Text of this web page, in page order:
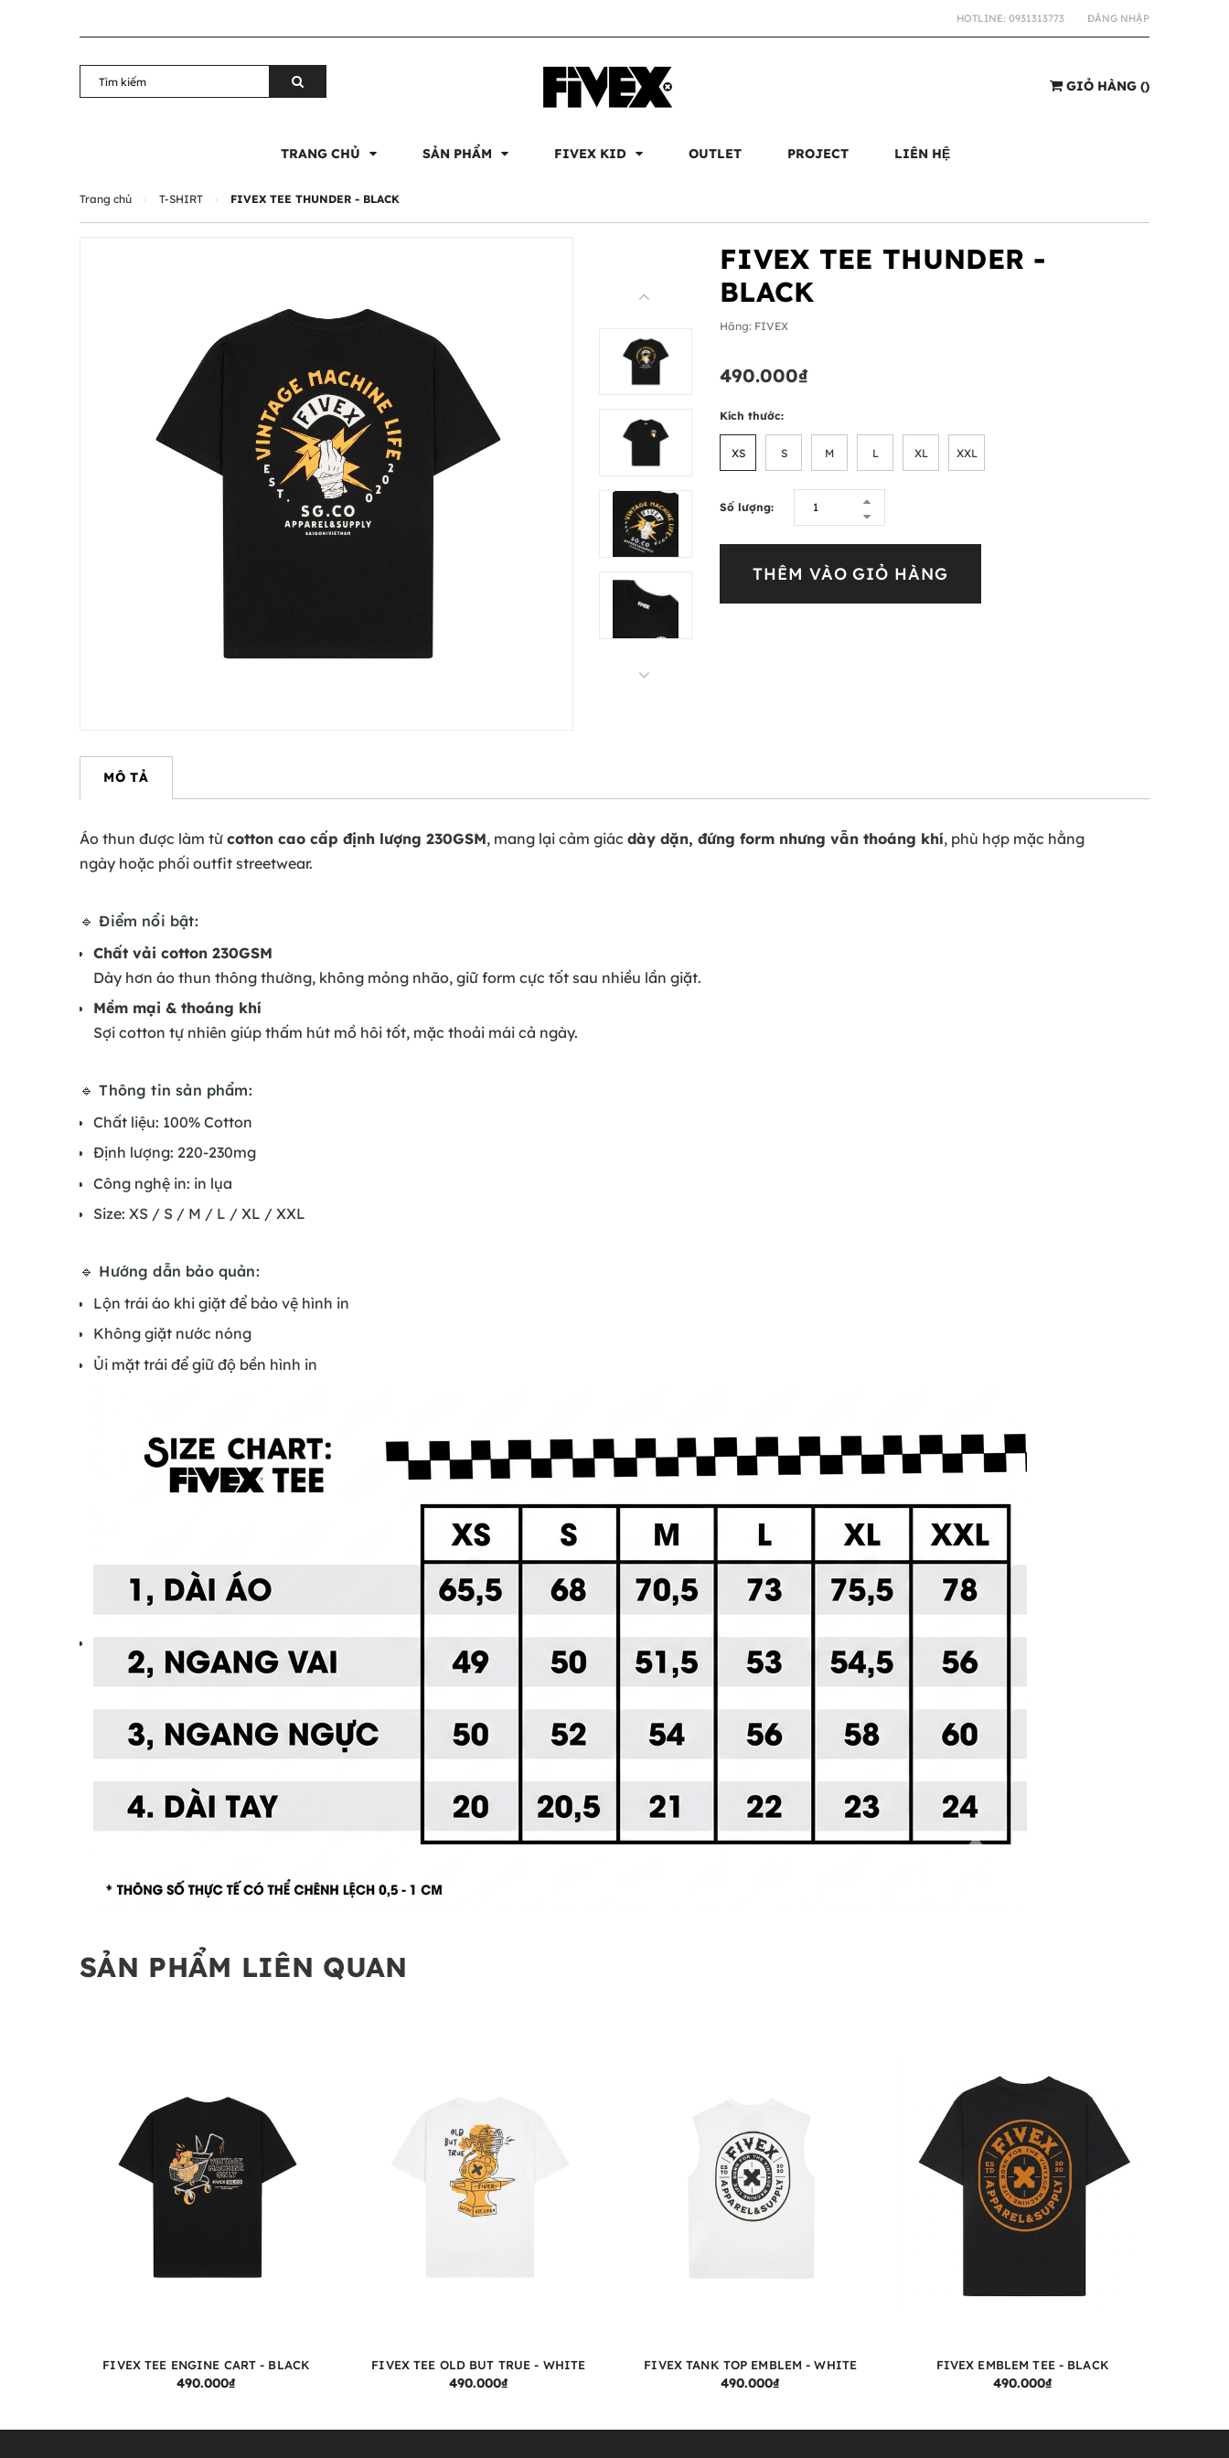
HOTLINE: 0931313773 ĐĂNG NHẬP
GIỎ HÀNG ()
TRANG CHỦ SẢN PHẨM FIVEX KID OUTLET PROJECT LIÊN HỆ
Trang chủ T-SHIRT FIVEX TEE THUNDER - BLACK
FIVEX TEE THUNDER -
BLACK
Hãng: FIVEX
490.000₫
Kích thước:
XS S M L XL XXL
Số lượng:
THÊM VÀO GIỎ HÀNG
MÔ TẢ
Áo thun được làm từ cotton cao cấp định lượng 230GSM, mang lại cảm giác dày dặn, đứng form nhưng vẫn thoáng khí, phù hợp mặc hằng
ngày hoặc phối outfit streetwear.
🔹 Điểm nổi bật:
Chất vải cotton 230GSM
Dày hơn áo thun thông thường, không mỏng nhão, giữ form cực tốt sau nhiều lần giặt.
Mềm mại & thoáng khí
Sợi cotton tự nhiên giúp thấm hút mồ hôi tốt, mặc thoải mái cả ngày.
🔹 Thông tin sản phẩm:
Chất liệu: 100% Cotton
Định lượng: 220-230mg
Công nghệ in: in lụa
Size: XS / S / M / L / XL / XXL
🔹 Hướng dẫn bảo quản:
Lộn trái áo khi giặt để bảo vệ hình in
Không giặt nước nóng
Ủi mặt trái để giữ độ bền hình in
SẢN PHẨM LIÊN QUAN
TÙY CHỌN
FIVEX TEE ENGINE CART - BLACK
490.000₫
TÙY CHỌN
FIVEX TEE OLD BUT TRUE - WHITE
490.000₫
TÙY CHỌN
FIVEX TANK TOP EMBLEM - WHITE
490.000₫
TÙY CHỌN
FIVEX EMBLEM TEE - BLACK
490.000₫